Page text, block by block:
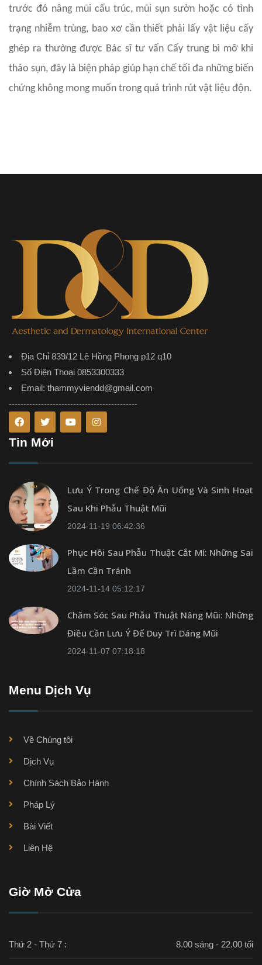
trước đó nâng mũi cấu trúc, mũi sụn sườn hoặc có tình
trạng nhiễm trùng, bao xơ cần thiết phải lấy vật liệu cấy
ghép ra thường được Bác sĩ tư vấn Cấy trung bì mỡ khi
tháo sụn, đây là biện pháp giúp hạn chế tối đa những biến
chứng không mong muốn trong quá trình rút vật liệu độn.
Địa Chỉ 839/12 Lê Hồng Phong p12 q10
Số Điện Thoại 0853300333
Email: thammyviendd@gmail.com
--------------------------------------------
Tin Mới
Lưu Ý Trong Chế Độ Ăn Uống Và Sinh Hoạt
Sau Khi Phẫu Thuật Mũi
2024-11-19 06:42:36
Phục Hồi Sau Phẫu Thuật Cắt Mí: Những Sai
Lầm Cần Tránh
2024-11-14 05:12:17
Chăm Sóc Sau Phẫu Thuật Nâng Mũi: Những
Điều Cần Lưu Ý Để Duy Trì Dáng Mũi
2024-11-07 07:18:18
Menu Dịch Vụ
Về Chúng tôi
Dịch Vụ
Chính Sách Bảo Hành
Pháp Lý
Bài Viết
Liên Hệ
Giờ Mở Cửa
Thứ 2 - Thứ 7 : 8.00 sáng - 22.00 tối